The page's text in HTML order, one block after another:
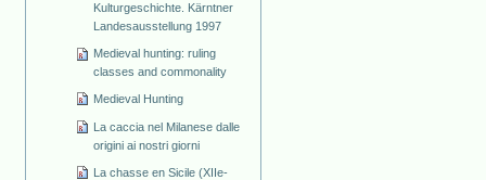
Kulturgeschichte. Kärntner
Landesausstellung 1997
Medieval hunting: ruling
classes and commonality
Medieval Hunting
La caccia nel Milanese dalle
origini ai nostri giorni
La chasse en Sicile (XIIe-